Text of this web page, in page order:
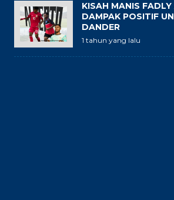
KISAH MANIS
DAMPAK POSITIF
DANDER
1 tahun yang lalu